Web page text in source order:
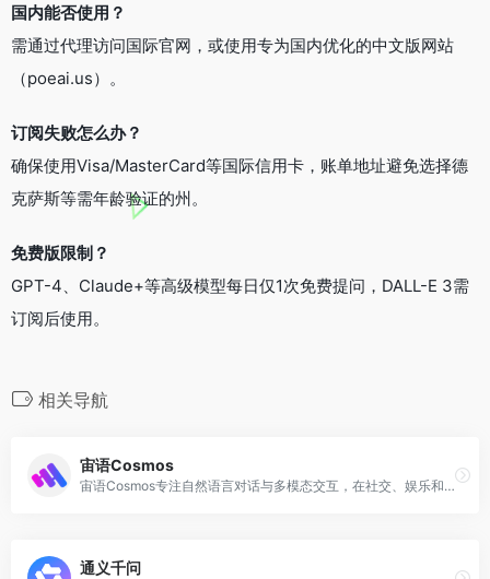
国内能否使用？
需通过代理访问国际官网，或使用专为国内优化的中文版网站
（poeai.us）。
订阅失败怎么办？
确保使用Visa/MasterCard等国际信用卡，账单地址避免选择德
克萨斯等需年龄验证的州。
免费版限制？
GPT-4、Claude+等高级模型每日仅1次免费提问，DALL-E 3需
订阅后使用。
相关导航
宙语Cosmos
宙语Cosmos专注自然语言对话与多模态交互，在社交、娱乐和教育场景中提供智能服务，让用户与虚拟角色或机器人进行生动的情感交流与知识探讨。
通义千问